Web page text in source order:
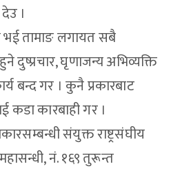
।
भई तामाङ लगायत सबै
दुष्प्रचार, घृणाजन्य अभिव्यक्ति
बन्द गर । कुनै प्रकारबाट
कडा कारबाही गर ।
संयुक्त राष्ट्रसंघीय
नं. १६९ तुरून्त